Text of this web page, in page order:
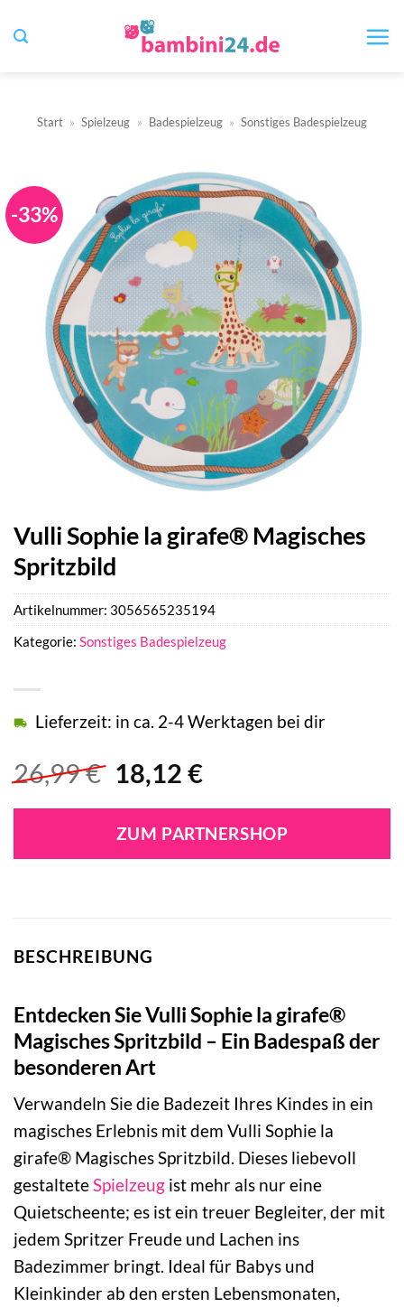
Inhalt
Start » Spielzeug » Badespielzeug » Sonstiges Badespielzeug
-33%
Vulli Sophie la girafe® Magisches
Spritzbild
26,99€ Ursprünglicher
war:
26,99 €
18,12 €Aktueller
ist:
18,12 €.
Lieferzeit: in ca. 2-4 Werktagen bei dir
ZUM PARTNERSHOP
Artikelnummer: 3056565235194
Kategorie: Sonstiges Badespielzeug
BESCHREIBUNG
Entdecken Sie Vulli Sophie la girafe®
Magisches Spritzbild – Ein Badespaß der
besonderen Art
Verwandeln Sie die Badezeit Ihres Kindes in ein
magisches Erlebnis mit dem Vulli Sophie la
girafe® Magisches Spritzbild. Dieses liebevoll
gestalteteSpielzeug ist mehr als nur eine
Quietscheente; es ist ein treuer Begleiter, der mit
jedem Spritzer Freude und Lachen ins
Badezimmer bringt. Ideal für Babys und
Kleinkinder ab den ersten Lebensmonaten,